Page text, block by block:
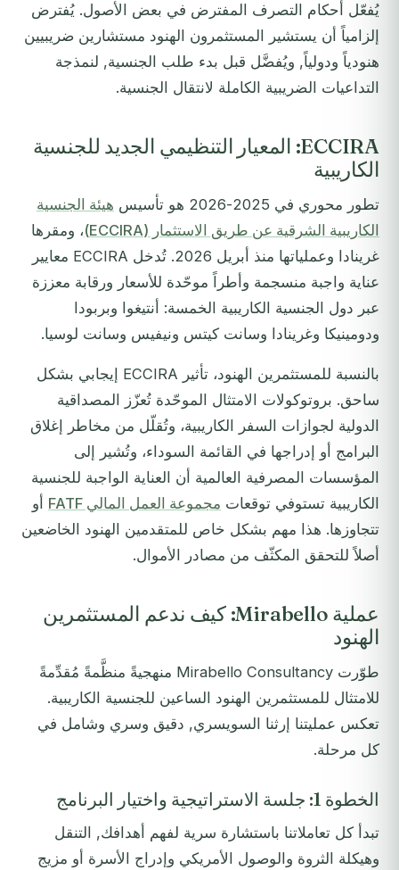
يُفعّل أحكام التصرف المفترض في بعض الأصول. يُفترض
إلزامياً أن يستشير المستثمرون الهنود مستشارين ضريبيين
هنودياً ودولياً, ويُفضَّل قبل بدء طلب الجنسية, لنمذجة
التداعيات الضريبية الكاملة لانتقال الجنسية.
ECCIRA: المعيار التنظيمي الجديد للجنسية
الكاريبية
تطور محوري في 2025-2026 هو تأسيس
هيئة الجنسية
الكاريبية الشرقية عن طريق الاستثمار (ECCIRA)
، ومقرها
غرينادا وعملياتها منذ أبريل 2026. تُدخل ECCIRA معايير
عناية واجبة منسجمة وأطراً موحّدة للأسعار ورقابة معززة
عبر دول الجنسية الكاريبية الخمسة: أنتيغوا وبربودا
ودومينيكا وغرينادا وسانت كيتس ونيفيس وسانت لوسيا.
بالنسبة للمستثمرين الهنود، تأثير ECCIRA إيجابي بشكل
ساحق. بروتوكولات الامتثال الموحّدة تُعزّز المصداقية
الدولية لجوازات السفر الكاريبية، وتُقلّل من مخاطر إغلاق
البرامج أو إدراجها في القائمة السوداء، وتُشير إلى
المؤسسات المصرفية العالمية أن العناية الواجبة للجنسية
الكاريبية تستوفي توقعات مجموعة العمل المالي FATF
أو
تتجاوزها. هذا مهم بشكل خاص للمتقدمين الهنود الخاضعين
أصلاً للتحقق المكثّف من مصادر الأموال.
عملية Mirabello: كيف ندعم المستثمرين
الهنود
طوّرت Mirabello Consultancy منهجيةً منظَّمةً مُقدِّمةً
للامتثال للمستثمرين الهنود الساعين للجنسية الكاريبية.
تعكس عمليتنا إرثنا السويسري, دقيق وسري وشامل في
كل مرحلة.
الخطوة 1: جلسة الاستراتيجية واختيار البرنامج
تبدأ كل تعاملاتنا باستشارة سرية لفهم أهدافك, التنقل
وهيكلة الثروة والوصول الأمريكي وإدراج الأسرة أو مزيج